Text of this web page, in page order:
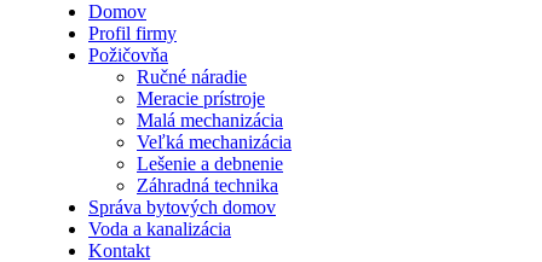
Domov
Profil firmy
Požičovňa
Ručné náradie
Meracie prístroje
Malá mechanizácia
Veľká mechanizácia
Lešenie a debnenie
Záhradná technika
Správa bytových domov
Voda a kanalizácia
Kontakt